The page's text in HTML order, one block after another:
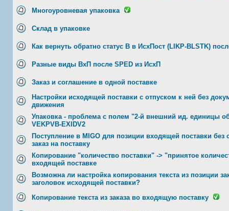
Многоуровневая упаковка
Склад в упаковке
Как вернуть обратно статус В в ИсхПост (LIKP-BLSTK)
Разные виды ВхП после SPED из ИсхП
Заказ и соглашение в одной поставке
Настройки исходящей поставки с отпуском к ней без
движения
Упаковка - проблема с полем "2-й внешний ид. единицы
VEKPVB-EXIDV2
Поступление в MIGO для позиции входящей поставки без
заказ на поставку
Копирование "количество поставки" -> "принятое
входящей поставке
Возможна ли настройка копирования текста из позиции
заголовок исходящей поставки?
Копирование текста из заказа во входящую поставку